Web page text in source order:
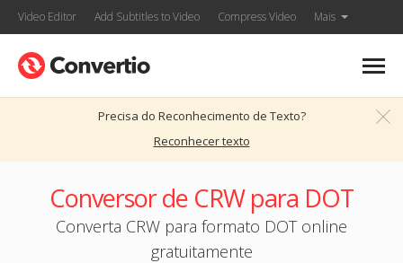
Video Editor Add Subtitles to Video Compress Video Mais
Precisa do Reconhecimento de Texto?
Reconhecer texto
Conversor de CRW para DOT
Converta CRW para formato DOT online
gratuitamente